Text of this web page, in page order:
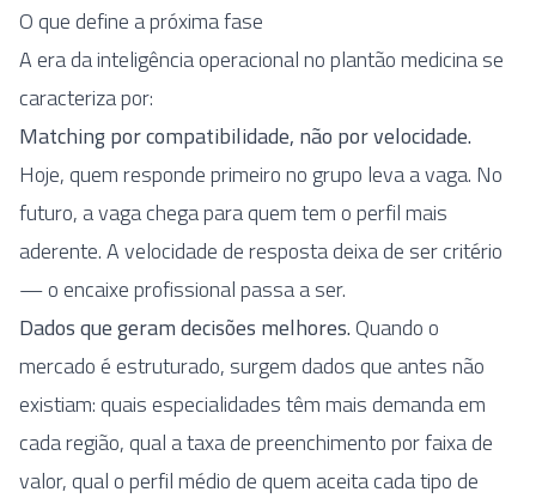
O que define a próxima fase
A era da inteligência operacional no plantão medicina se
caracteriza por:
Matching por compatibilidade, não por velocidade.
Hoje, quem responde primeiro no grupo leva a vaga. No
futuro, a vaga chega para quem tem o perfil mais
aderente. A velocidade de resposta deixa de ser critério
— o encaixe profissional passa a ser.
Dados que geram decisões melhores.Quando o
mercado é estruturado, surgem dados que antes não
existiam: quais especialidades têm mais demanda em
cada região, qual a taxa de preenchimento por faixa de
valor, qual o perfil médio de quem aceita cada tipo de